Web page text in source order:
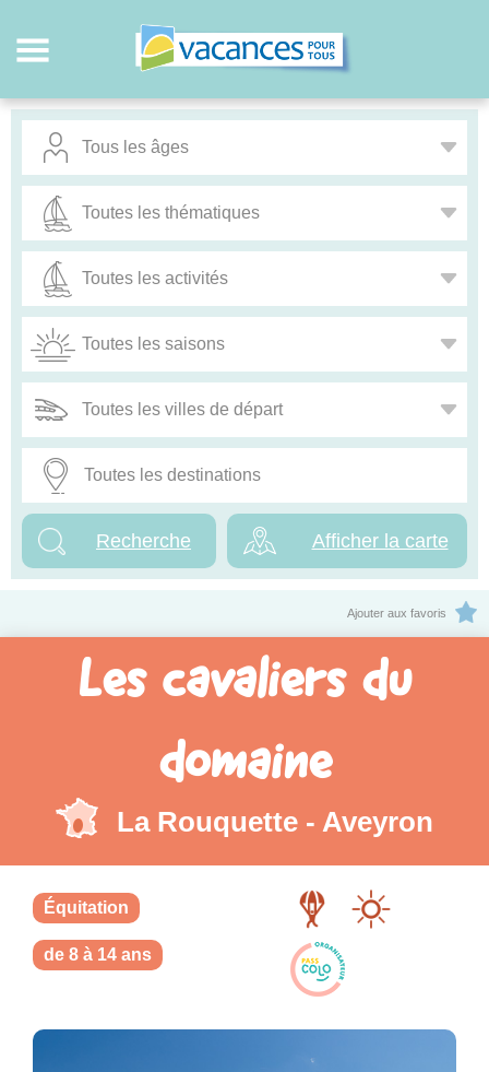
Afficher la carte
Ajouter aux favoris
Les cavaliers du
domaine
La Rouquette - Aveyron
Équitation
de 8 à 14 ans